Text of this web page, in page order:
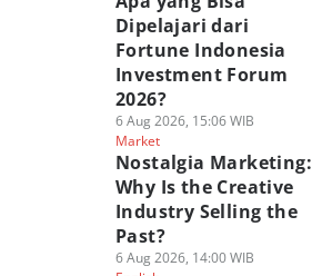
Dipelajari dari
Fortune Indonesia
Investment Forum
2026?
6 Aug 2026, 15:06 WIB
Market
Nostalgia Marketing:
Why Is the Creative
Industry Selling the
Past?
6 Aug 2026, 14:00 WIB